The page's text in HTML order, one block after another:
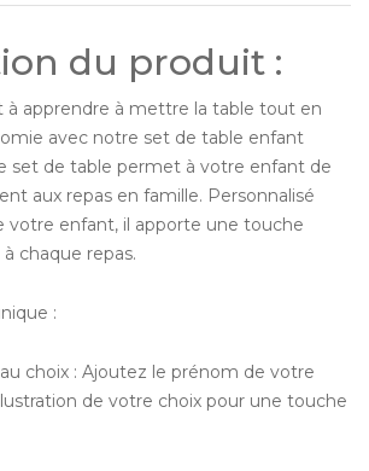
du produit :
à apprendre à mettre la table tout en
avec notre set de table enfant
set de table permet à votre enfant de
aux repas en famille. Personnalisé
votre enfant, il apporte une touche
chaque repas.
:
choix : Ajoutez le prénom de votre
de votre choix pour une touche